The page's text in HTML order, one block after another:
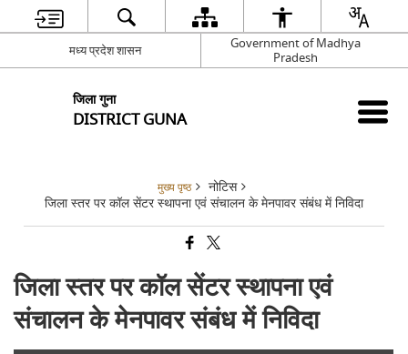
मध्य प्रदेश शासन
Government of Madhya
Pradesh
जिला गुना
DISTRICT GUNA
मुख्य पृष्ठ
नोटिस
जिला स्तर पर कॉल सेंटर स्थापना एवं संचालन के मेनपावर संबंध में निविदा
जिला स्तर पर कॉल सेंटर स्थापना एवं
संचालन के मेनपावर संबंध में निविदा